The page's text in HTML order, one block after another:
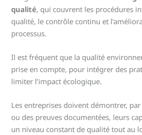
qualité, qui couvrent les procédures
qualité, le contrôle continu et
processus.
Il est fréquent que la qualité
prise en compte, pour intégrer des
limiter l’impact écologique.
Les entreprises doivent démontrer,
ou des preuves documentées, leurs
un niveau constant de qualité tout au